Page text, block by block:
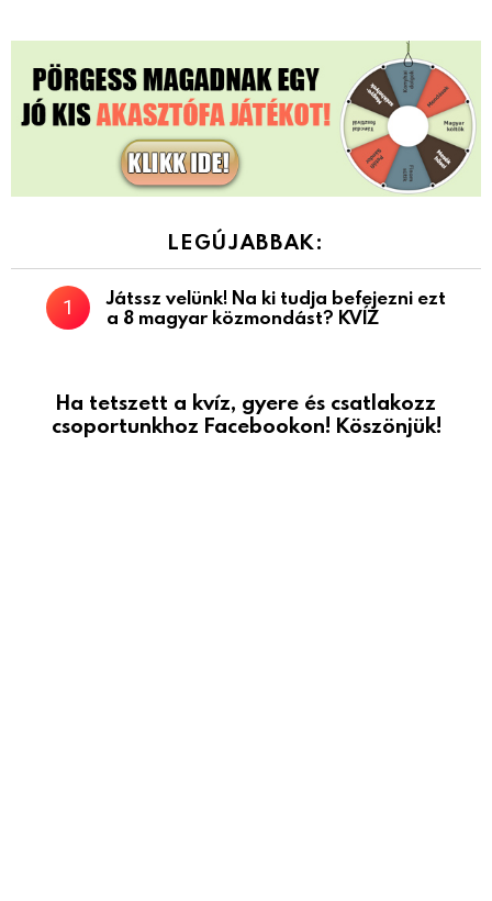
LEGÚJABBAK:
Játssz velünk! Na ki tudja befejezni ezt
a 8 magyar közmondást? KVÍZ
Ha tetszett a kvíz, gyere és csatlakozz
csoportunkhoz Facebookon! Köszönjük!